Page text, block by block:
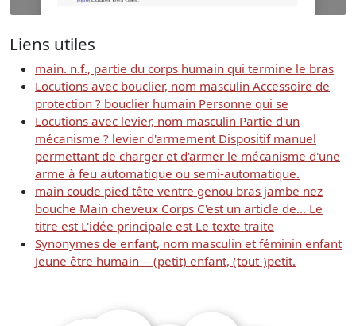
Liens utiles
main. n.f., partie du corps humain qui termine le bras
Locutions avec bouclier, nom masculin Accessoire de
protection ? bouclier humain Personne qui se
Locutions avec levier, nom masculin Partie d'un
mécanisme ? levier d'armement Dispositif manuel
permettant de charger et d'armer le mécanisme d'une
arme à feu automatique ou semi-automatique.
main coude pied tête ventre genou bras jambe nez
bouche Main cheveux Corps C'est un article de... Le
titre est L'idée principale est Le texte traite
Synonymes de enfant, nom masculin et féminin enfant
Jeune être humain -- (petit) enfant, (tout-)petit.